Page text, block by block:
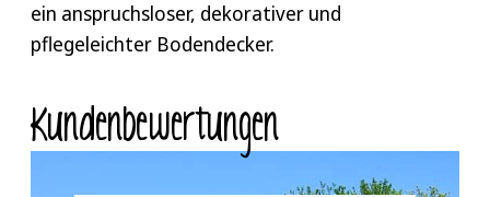
ein anspruchsloser, dekorativer und
pflegeleichter Bodendecker.
Kunden­bewertungen